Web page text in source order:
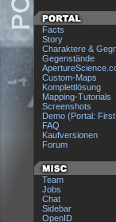
Facts
Story
Charaktere &
Gegenstände
Custom-Maps
Komplettlösung
Mapping-Tutorials
Screenshots
Demo (Portal:
FAQ
Kaufversionen
Forum
Team
Jobs
Chat
Sidebar
OpenID